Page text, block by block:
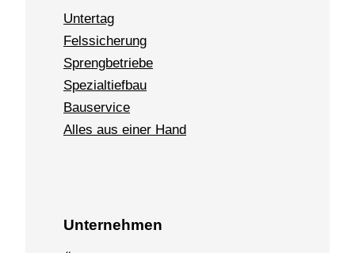
Untertag
Felssicherung
Sprengbetriebe
Spezialtiefbau
Bauservice
Alles aus einer Hand
Unternehmen